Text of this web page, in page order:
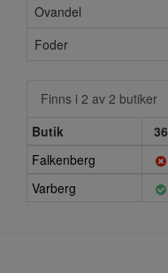
Ovandel
Foder
Finns i 2 av 2 butiker
Butik
36
Falkenberg
Varberg